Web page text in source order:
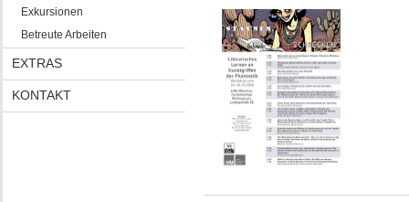
Exkursionen
Betreute Arbeiten
EXTRAS
KONTAKT